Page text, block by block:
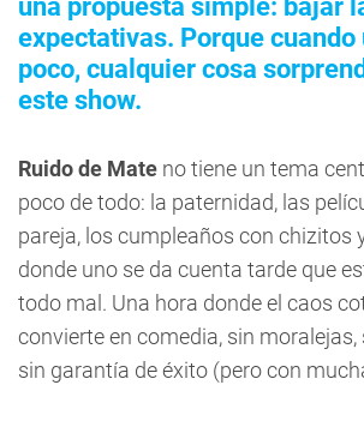
una propuesta simple: bajar
expectativas. Porque cuando
poco, cualquier cosa
este show.
Ruido de Mate no tiene un tema
poco de todo: la paternidad, las
pareja, los cumpleaños con chizitos
donde uno se da cuenta tarde que
todo mal. Una hora donde el caos
convierte en comedia, sin moralejas,
sin garantía de éxito (pero con